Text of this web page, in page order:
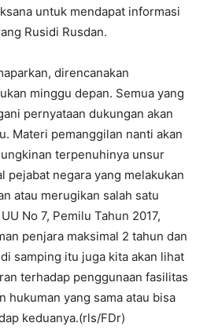
untuk mendapat informasi
Rusidi Rusdan.
direncanakan
minggu depan. Semua yang
pernyataan dukungan akan
Materi pemanggilan nanti akan
terpenuhinya unsur
pejabat negara yang melakukan
atau merugikan salah satu
No 7, Pemilu Tahun 2017,
penjara maksimal 2 tahun dan
samping itu juga kita akan lihat
terhadap penggunaan fasilitas
hukuman yang sama atau bisa
keduanya.(rls/FDr)